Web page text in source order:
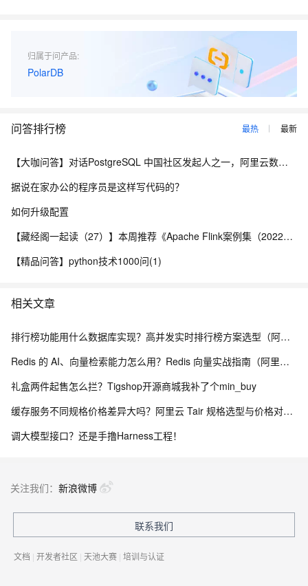
归属于问产品:
PolarDB
问答排行榜 最热 最新
【大咖问答】对话PostgreSQL 中国社区发起人之一，阿里云数据库高级专家 德哥
据说在家办公的程序员是这样写代码的？
如何升级配置
【藏经阁一起读（27）】本周推荐《Apache Flink案例集（2022版）》，你有哪些心得？
【精品问答】python技术1000问(1)
相关文章
排行榜功能用什么数据库实现？高并发实时排行榜方案选型（阿里云 Tair TairZset 实战）
Redis 的 AI、向量检索能力怎么用？Redis 向量实战指南（阿里云 Tair TairVector）
礼盒两件起售怎么拦？Tigshop开源商城我补了个min_buy
缓存服务不同规格价格差异大吗？阿里云 Tair 规格选型与价格对照指南
调大模型接口？还是手撸Harness工程！
关注我们： 新浪微博
联系我们
文档 | 开发者社区 | 天池大赛 | 培训与认证